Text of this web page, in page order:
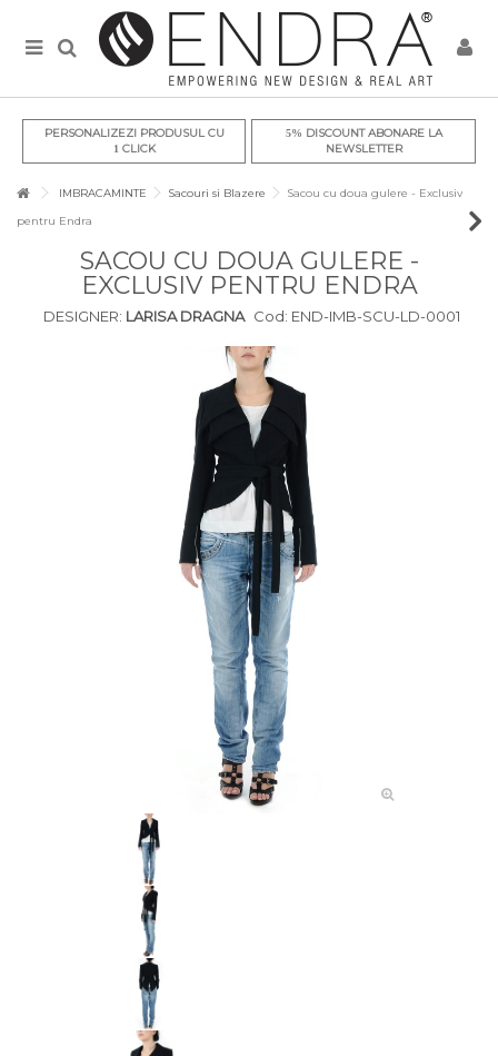
PERSONALIZEZI PRODUSUL CU
1CLICK
5% DISCOUNT ABONARE LA
NEWSLETTER
IMBRACAMINTE Sacouri si Blazere Sacou cu doua gulere - Exclusiv
pentru Endra
SACOU CU DOUA GULERE -
EXCLUSIV PENTRU ENDRA
DESIGNER: LARISA DRAGNA Cod: END-IMB-SCU-LD-0001